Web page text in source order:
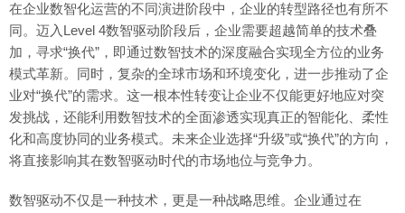
在企业数智化运营的不同演进阶段中，企业的转型路径也有所不
同。迈入Level 4数智驱动阶段后，企业需要超越简单的技术叠
加，寻求“换代”，即通过数智技术的深度融合实现全方位的业务
模式革新。同时，复杂的全球市场和环境变化，进一步推动了企
业对“换代”的需求。这一根本性转变让企业不仅能更好地应对突
发挑战，还能利用数智技术的全面渗透实现真正的智能化、柔性
化和高度协同的业务模式。未来企业选择“升级”或“换代”的方向，
将直接影响其在数智驱动时代的市场地位与竞争力。
数智驱动不仅是一种技术，更是一种战略思维。企业通过在